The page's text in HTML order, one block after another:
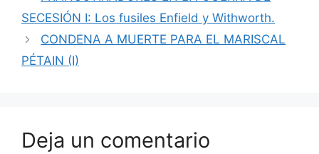
SECESIÓN I: Los fusiles Enfield y Withworth.
CONDENA A MUERTE PARA EL MARISCAL
PÉTAIN (I)
Deja un comentario